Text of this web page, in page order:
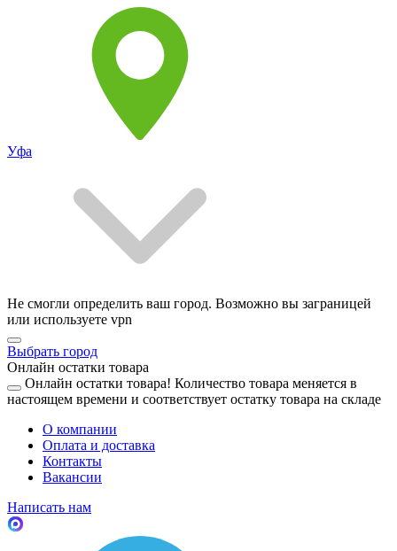
Уфа
Не смогли определить ваш город. Возможно вы заграницей
или используете vpn
Выбрать город
Онлайн остатки товара
Онлайн остатки товара! Количество товара меняется в
настоящем времени и соответствует остатку товара на складе
О компании
Оплата и доставка
Контакты
Вакансии
Написать нам